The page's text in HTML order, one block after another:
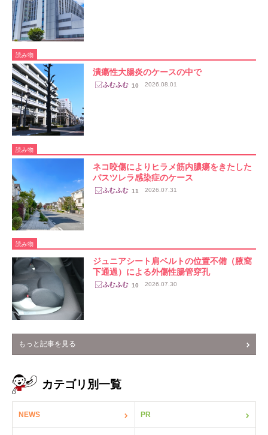
読み物
潰瘍性大腸炎のケースの中で
10 2026.08.01
読み物
ネコ咬傷によりヒラメ筋内膿瘍をきたした
パスツレラ感染症のケース
11 2026.07.31
読み物
ジュニアシート肩ベルトの位置不備（腋窩
下通過）による外傷性腸管穿孔
10 2026.07.30
もっと記事を見る
カテゴリ別一覧
NEWS PR